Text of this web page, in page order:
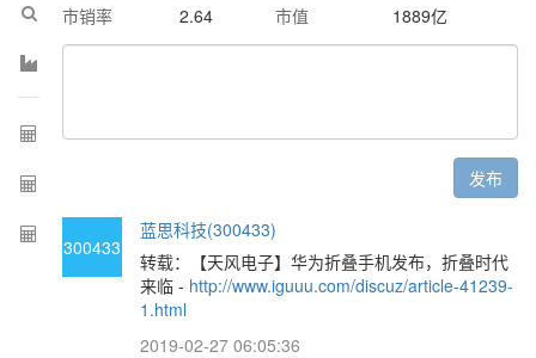
市销率
2.64 市值 1889亿
发布
300433
蓝思科技(300433)
转载：【天风电子】华为折叠手机发布，折叠时代
来临 - http://www.iguuu.com/discuz/article-41239-
1.html
2019-02-27 06:05:36